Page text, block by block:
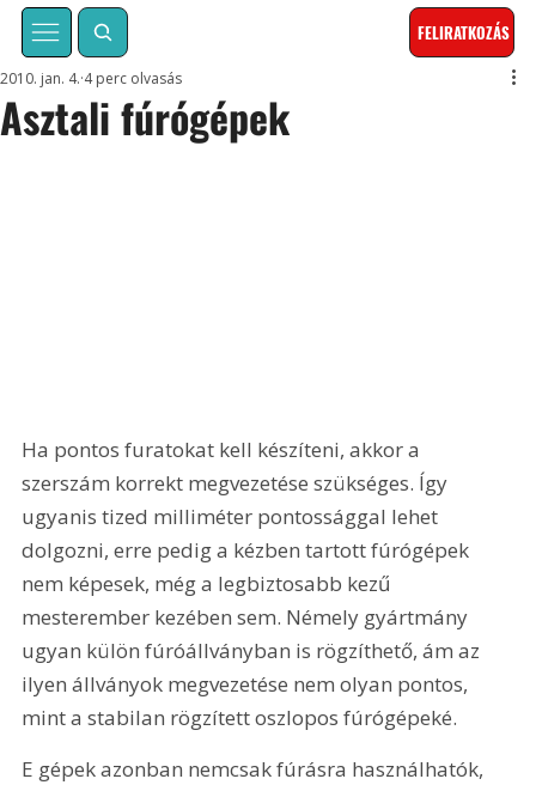
FELIRATKOZÁS
Asztali fúrógépek
2010. jan. 4. 4 perc olvasás
Ha pontos furatokat kell készíteni, akkor a
szerszám korrekt megvezetése szükséges. Így
ugyanis tized milliméter pontossággal lehet
dolgozni, erre pedig a kézben tartott fúrógépek
nem képesek, még a legbiztosabb kezű
mesterember kezében sem. Némely gyártmány
ugyan külön fúróállványban is rögzíthető, ám az
ilyen állványok megvezetése nem olyan pontos,
mint a stabilan rögzített oszlopos fúrógépeké.
E gépek azonban nemcsak fúrásra használhatók,